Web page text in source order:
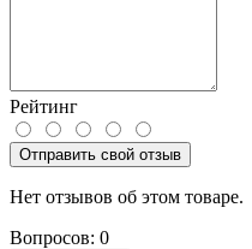
Рейтинг
Отправить свой отзыв
Нет отзывов об этом товаре.
Вопросов: 0